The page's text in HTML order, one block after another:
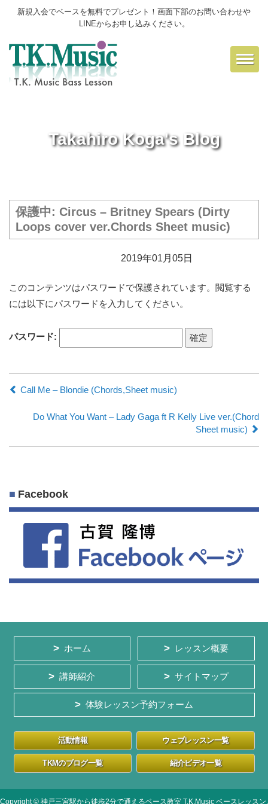
新規入会でベースを無料でプレゼント！画面下部のお問い合わせや
LINEからお申し込みください。
Takahiro Koga's Blog
保護中: Circus – Britney Spears (Dirty
Loops cover ver.Chords Sheet music)
2019年01月05日
このコンテンツはパスワードで保護されています。閲覧する
には以下にパスワードを入力してください。
パスワード:
Call Me – Blondie (Chords,Sheet music)
Do What You Want – Lady Gaga ft R Kelly Live ver.(Chord
Sheet music)
Facebook
ホーム レッスン概要
講師紹介 サイトマップ
体験レッスン予約フォーム
活動情報 ウェブレッスン一覧
TKMのブログ一覧 紹介ビデオ一覧
Copyright © 神戸三宮駅から徒歩2分で通えるベース教室 T.K.Music ベースレッスン,